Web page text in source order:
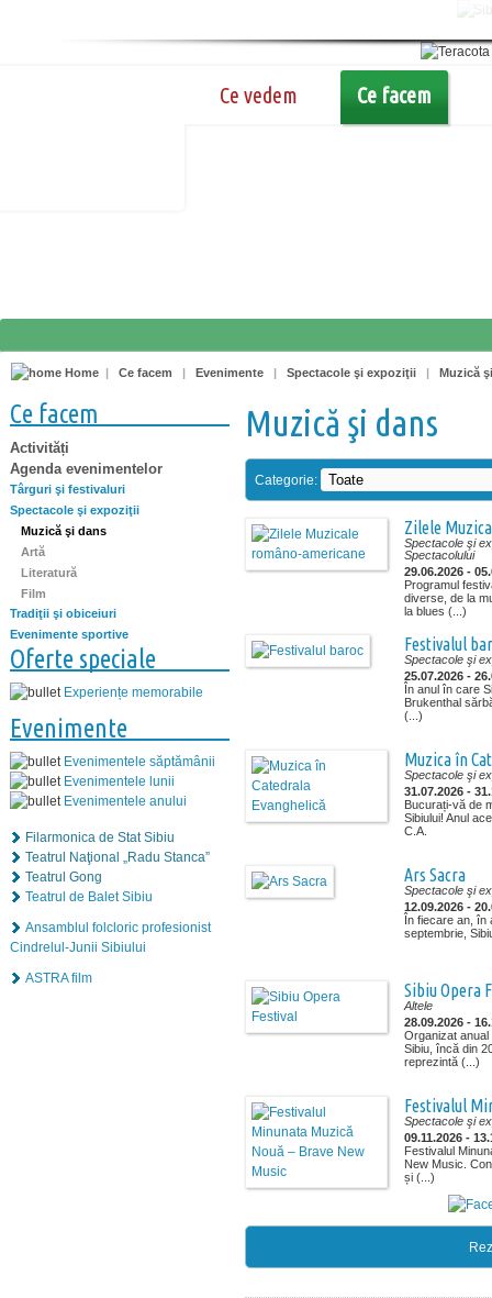
Ce vedem Ce facem
Home | Ce facem | Evenimente | Spectacole şi expoziţii | Muzică
Ce facem
Activități
Agenda evenimentelor
Târguri şi festivaluri
Spectacole şi expoziţii
Muzică şi dans
Artă
Literatură
Film
Tradiţii şi obiceiuri
Evenimente sportive
Oferte speciale
Experiențe memorabile
Evenimente
Evenimentele săptămânii
Evenimentele lunii
Evenimentele anului
Filarmonica de Stat Sibiu
Teatrul Naţional „Radu Stanca”
Teatrul Gong
Teatrul de Balet Sibiu
Ansamblul folcloric profesionist
Cindrelul-Junii Sibiului
ASTRA film
Muzică şi dans
Categorie:
Zilele
Spectacole şi
Spectacolului
29.06.2026 -
Programul
diverse, de la
la blues (...)
Festivalul
Spectacole şi
25.07.2026 -
În anul în care
Brukenthal
(...)
Muzica în
Spectacole şi
31.07.2026 -
Bucurați-vă de
Sibiului! Anul
C.A.
Ars Sacra
Spectacole şi
12.09.2026 -
În fiecare an, în
septembrie,
Sibiu Opera
Altele
28.09.2026 -
Organizat anual
Sibiu, încă din
reprezintă (...)
Festivalul
Spectacole şi
09.11.2026 -
Festivalul
New Music.
și (...)